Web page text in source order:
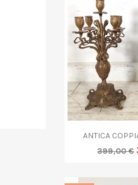

ANTICA
399,00 €